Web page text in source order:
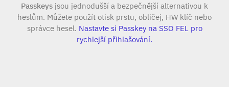
Passkeys jsou jednodušší a bezpečnější alternativou k
heslům. Můžete použít otisk prstu, obličej, HW klíč nebo
správce hesel. Nastavte si Passkey na SSO FEL pro
rychlejší přihlašování.